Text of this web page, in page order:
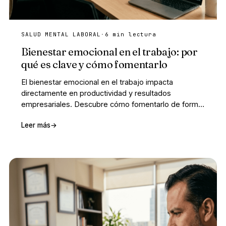
SALUD MENTAL LABORAL · 6 min lectura
Bienestar emocional en el trabajo: por
qué es clave y cómo fomentarlo
El bienestar emocional en el trabajo impacta
directamente en productividad y resultados
empresariales. Descubre cómo fomentarlo de forma
Leer más→